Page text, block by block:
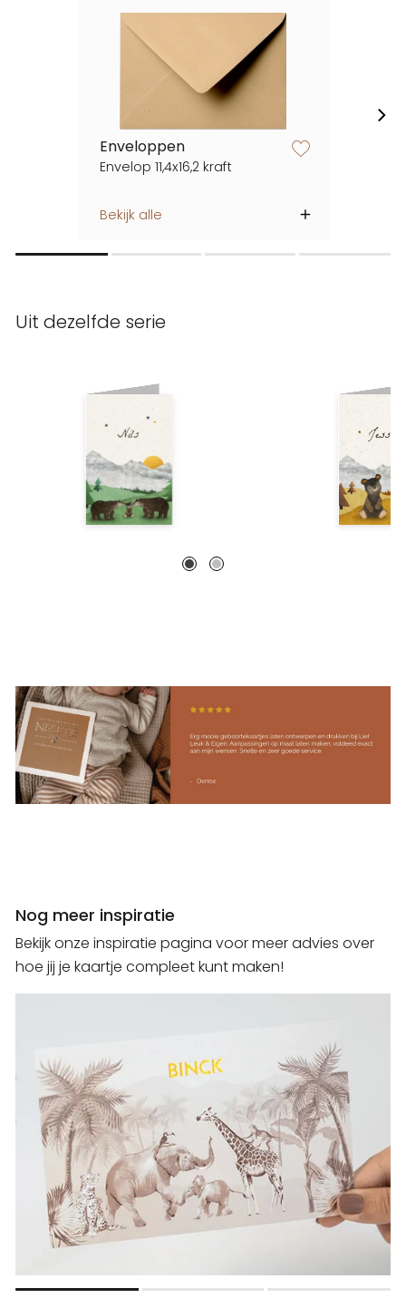
Enveloppen
Envelop 11,4x16,2 kraft
Bekijk alle
Uit dezelfde serie
Nog meer inspiratie
Bekijk onze inspiratie pagina voor meer advies over
hoe jij je kaartje compleet kunt maken!